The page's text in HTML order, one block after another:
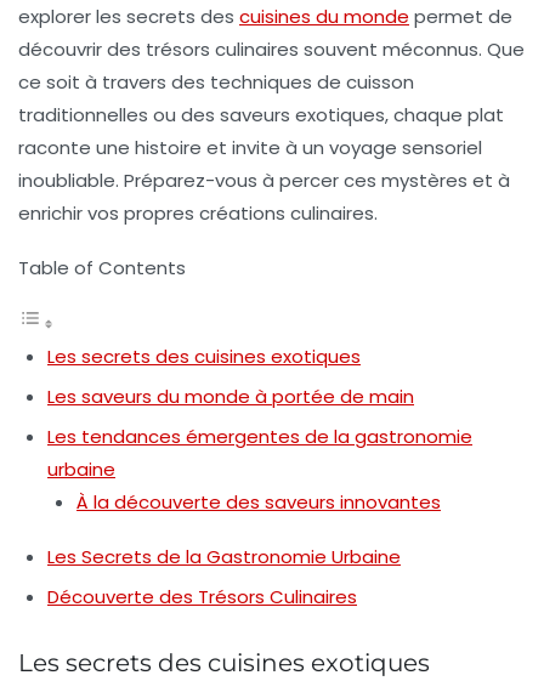
explorer les secrets des cuisines du monde permet de
découvrir des trésors culinaires souvent méconnus. Que
ce soit à travers des techniques de cuisson
traditionnelles ou des saveurs exotiques, chaque plat
raconte une histoire et invite à un voyage sensoriel
inoubliable. Préparez-vous à percer ces mystères et à
enrichir vos propres créations culinaires.
Table of Contents
Les secrets des cuisines exotiques
Les saveurs du monde à portée de main
Les tendances émergentes de la gastronomie
urbaine
À la découverte des saveurs innovantes
Les Secrets de la Gastronomie Urbaine
Découverte des Trésors Culinaires
Les secrets des cuisines exotiques